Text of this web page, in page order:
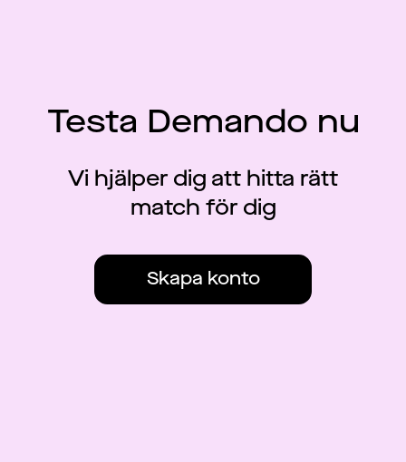
Testa Demando nu
Vi hjälper dig att hitta rätt
match för dig
Skapa konto